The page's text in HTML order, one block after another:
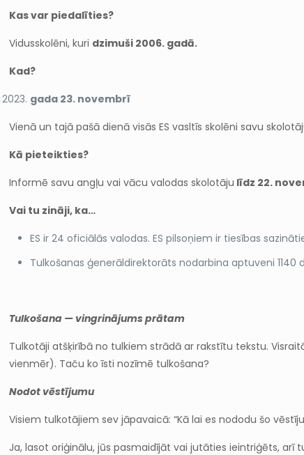
Kas var piedalīties?
Vidusskolēni, kuri dzimuši 2006. gadā.
Kad?
gada 23. novembrī
Vienā un tajā pašā dienā visās ES vasltīs skolēni savu
Kā pieteikties?
Informē savu angļu vai vācu valodas skolotāju līdz 22.
Vai tu zināji, ka…
ES ir 24 oficiālās valodas. ES pilsoņiem ir tiesības
Tulkošanas ģenerāldirektorāts nodarbina aptuveni
Tulkošana — vingrinājums prātam
Tulkotāji atšķirībā no tulkiem strādā ar rakstītu tekstu.
vienmēr). Taču ko īsti nozīmē tulkošana?
Nodot vēstījumu
Visiem tulkotājiem sev jāpavaicā: “Kā lai es nododu šo
Ja, lasot oriģinālu, jūs pasmaidījāt vai jutāties ieintriģēts,